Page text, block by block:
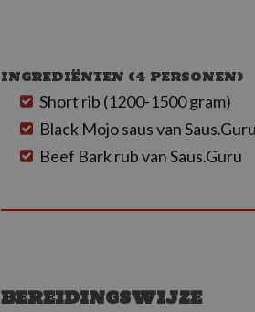
INGREDIËNTEN (4 PERSONEN)
Short rib (1200-1500 gram)
Black Mojo saus van Saus.Guru
Beef Bark rub van Saus.Guru
BEREIDINGSWIJZE